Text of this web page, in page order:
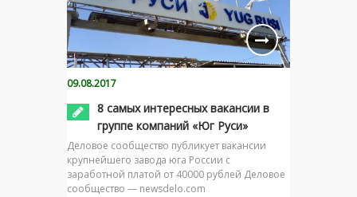
09.08.2017
8 самых интересных вакансии в
группе компаний «Юг Руси»
Деловое сообщество публикует вакансии
крупнейшего завода юга России с
заработной платой от 40000 рублей Деловое
сообщество — newsdelo.com